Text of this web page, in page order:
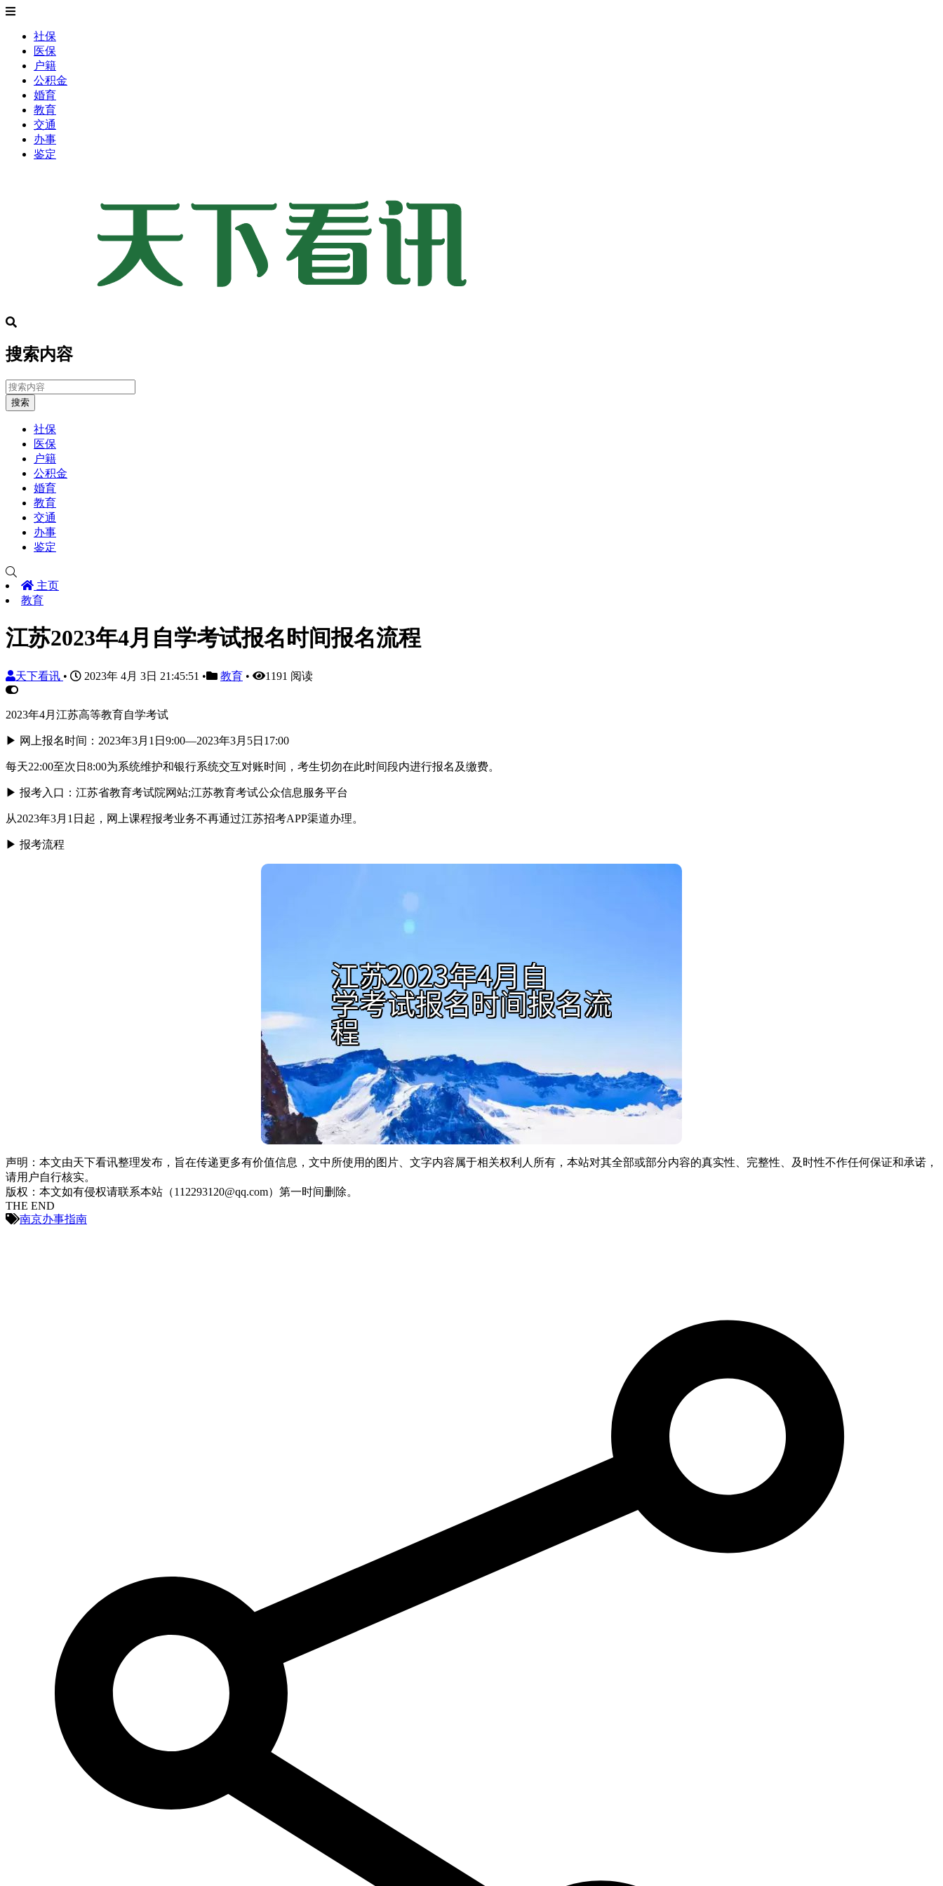
社保
医保
户籍
公积金
婚育
教育
交通
办事
鉴定
搜索内容
搜索
社保
医保
户籍
公积金
婚育
教育
交通
办事
鉴定
主页
教育
江苏2023年4月自学考试报名时间报名流程
天下看讯 • 2023年 4月 3日 21:45:51 • 教育 • 1191 阅读
2023年4月江苏高等教育自学考试
▶ 网上报名时间：2023年3月1日9:00—2023年3月5日17:00
每天22:00至次日8:00为系统维护和银行系统交互对账时间，考生切勿在此时间段内进行报名及缴费。
▶ 报考入口：江苏省教育考试院网站;江苏教育考试公众信息服务平台
从2023年3月1日起，网上课程报考业务不再通过江苏招考APP渠道办理。
▶ 报考流程
声明：本文由天下看讯整理发布，旨在传递更多有价值信息，文中所使用的图片、文字内容属于相关权利人所有，本站对其全部或部分内容的真实性、完整性、及时性不作任何保证和承诺，
请用户自行核实。
版权：本文如有侵权请联系本站（112293120@qq.com）第一时间删除。
THE END
南京办事指南